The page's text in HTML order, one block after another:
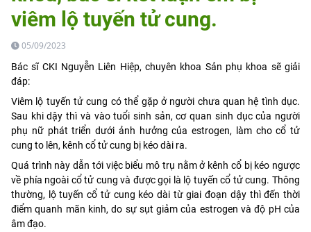
viêm lộ tuyến tử cung.
05/09/2023
Bác sĩ CKI Nguyễn Liên Hiệp, chuyên khoa Sản phụ khoa sẽ giải
đáp:
Viêm lộ tuyến tử cung có thể gặp ở người chưa quan hệ tình dục.
Sau khi dậy thì và vào tuổi sinh sản, cơ quan sinh dục của người
phụ nữ phát triển dưới ảnh hưởng của estrogen, làm cho cổ tử
cung to lên, kênh cổ tử cung bị kéo dài ra.
Quá trình này dẫn tới việc biểu mô trụ nằm ở kênh cổ bị kéo ngược
về phía ngoài cổ tử cung và được gọi là lộ tuyến cổ tử cung. Thông
thường, lộ tuyến cổ tử cung kéo dài từ giai đoạn dậy thì đến thời
điểm quanh mãn kinh, do sự sụt giảm của estrogen và độ pH của
âm đạo.